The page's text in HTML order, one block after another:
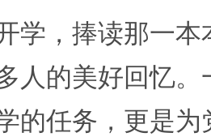
，捧读那一本
人的美好回忆
的任务，更是